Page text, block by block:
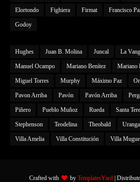
Elortondo Fighiera Firmat Francisco
Godoy
Hughes Juan B. Molina Juncal La
Manuel Ocampo Mariano Benítez Mariano
Miguel Torres Murphy Máximo Paz
Pavon Arriba Pavón Pavón Arriba
Piñero Pueblo Muñoz Rueda Santa
Stephenson Teodelina Theobald Uranga
Villa Amelia Villa Constitución Villa
Crafted with by TemplatesYard|